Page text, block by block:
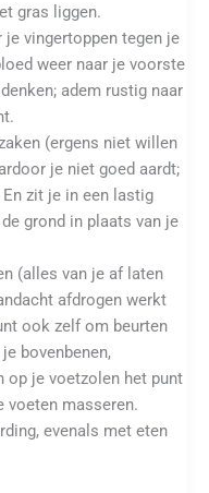
gras liggen.
vingertoppen tegen je
weer naar je voorste
adem rustig naar
(ergens niet willen
je niet goed aardt;
En zit je in een lastig
grond in plaats van je
(alles van je af laten
afdrogen werkt
ook zelf om beurten
bovenbenen,
op je voetzolen het punt
voeten masseren.
evenals met eten